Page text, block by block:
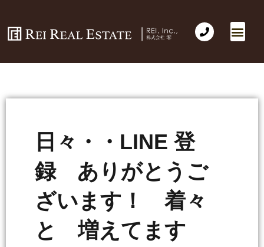
日々・・LINE 登
録 ありがとうご
ざいます！ 着々
と 増えてます